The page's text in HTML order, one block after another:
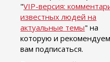
"VIP-версия:
известных людей на
актуальные темы" на
которую и рекомендуем
вам подписаться.